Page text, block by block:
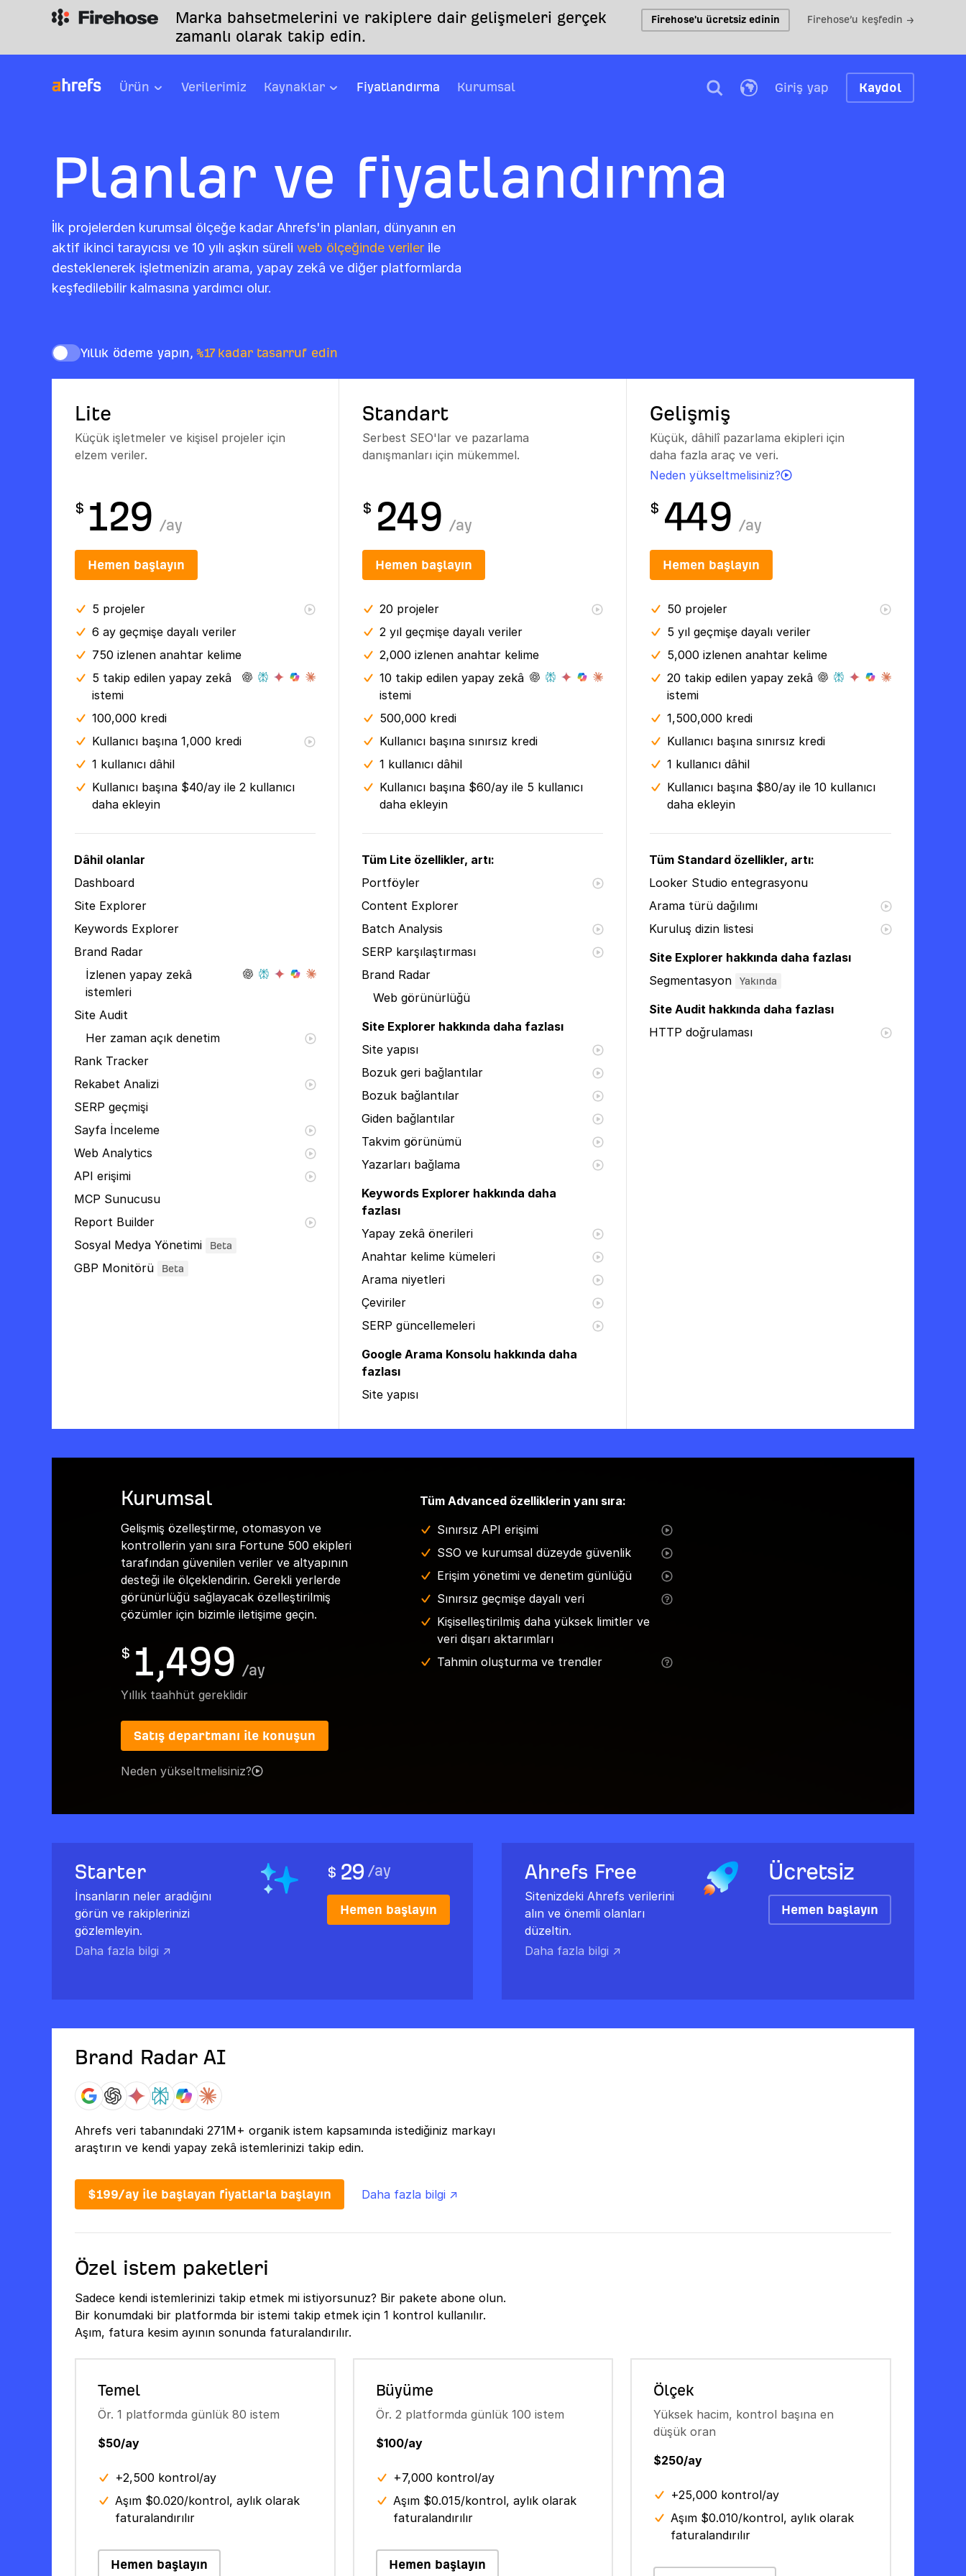
Marka bahsetmelerini ve rakiplere dair gelişmeleri gerçek
zamanlı olarak takip edin.
Firehose'u ücretsiz edinin Firehose’u keşfedin →
Ürün Verilerimiz Kaynaklar Fiyatlandırma Kurumsal Giriş yap Kaydol
Planlar ve fiyatlandırma
İlk projelerden kurumsal ölçeğe kadar Ahrefs'in planları, dünyanın en
aktif ikinci tarayıcısı ve 10 yılı aşkın süreli web ölçeğinde veriler ile
desteklenerek işletmenizin arama, yapay zekâ ve diğer platformlarda
keşfedilebilir kalmasına yardımcı olur.
Yıllık ödeme yapın, %17 kadar tasarruf edin
Lite
Küçük işletmeler ve kişisel projeler için
elzem veriler.
Standart
Serbest SEO'lar ve pazarlama
danışmanları için mükemmel.
Gelişmiş
Küçük, dâhilî pazarlama ekipleri için
daha fazla araç ve veri.
Neden yükseltmelisiniz?
$ 129 /ay
$ 249 /ay
$ 449 /ay
Hemen başlayın Hemen başlayın Hemen başlayın
5 projeler
6 ay geçmişe dayalı veriler
750 izlenen anahtar kelime
5 takip edilen yapay zekâ
istemi
100,000 kredi
Kullanıcı başına 1,000 kredi
1 kullanıcı dâhil
Kullanıcı başına $40/ay ile 2 kullanıcı
daha ekleyin
20 projeler
2 yıl geçmişe dayalı veriler
2,000 izlenen anahtar kelime
10 takip edilen yapay zekâ
istemi
500,000 kredi
Kullanıcı başına sınırsız kredi
1 kullanıcı dâhil
Kullanıcı başına $60/ay ile 5 kullanıcı
daha ekleyin
50 projeler
5 yıl geçmişe dayalı veriler
5,000 izlenen anahtar kelime
20 takip edilen yapay zekâ
istemi
1,500,000 kredi
Kullanıcı başına sınırsız kredi
1 kullanıcı dâhil
Kullanıcı başına $80/ay ile 10 kullanıcı
daha ekleyin
Dâhil olanlar
Dashboard
Site Explorer
Keywords Explorer
Brand Radar
İzlenen yapay zekâ
istemleri
Site Audit
Her zaman açık denetim
Rank Tracker
Rekabet Analizi
SERP geçmişi
Sayfa İnceleme
Web Analytics
API erişimi
MCP Sunucusu
Report Builder
Sosyal Medya Yönetimi
Beta
GBP Monitörü Beta
Tüm Lite özellikler, artı:
Portföyler
Content Explorer
Batch Analysis
SERP karşılaştırması
Brand Radar
Web görünürlüğü
Site Explorer hakkında daha fazlası
Site yapısı
Bozuk geri bağlantılar
Bozuk bağlantılar
Giden bağlantılar
Takvim görünümü
Yazarları bağlama
Keywords Explorer hakkında daha
fazlası
Yapay zekâ önerileri
Anahtar kelime kümeleri
Arama niyetleri
Çeviriler
SERP güncellemeleri
Google Arama Konsolu hakkında daha
fazlası
Site yapısı
Tüm Standard özellikler, artı:
Looker Studio entegrasyonu
Arama türü dağılımı
Kuruluş dizin listesi
Site Explorer hakkında daha fazlası
Segmentasyon
Yakında
Site Audit hakkında daha fazlası
HTTP doğrulaması
Kurumsal
Gelişmiş özelleştirme, otomasyon ve
kontrollerin yanı sıra Fortune 500 ekipleri
tarafından güvenilen veriler ve altyapının
desteği ile ölçeklendirin. Gerekli yerlerde
görünürlüğü sağlayacak özelleştirilmiş
çözümler için bizimle iletişime geçin.
$ 1,499 /ay
Yıllık taahhüt gereklidir
Satış departmanı ile konuşun
Neden yükseltmelisiniz?
Tüm Advanced özelliklerin yanı sıra:
Sınırsız API erişimi
SSO ve kurumsal düzeyde güvenlik
Erişim yönetimi ve denetim günlüğü
Sınırsız geçmişe dayalı veri
Kişiselleştirilmiş daha yüksek limitler ve
veri dışarı aktarımları
Tahmin oluşturma ve trendler
Starter
İnsanların neler aradığını
görün ve rakiplerinizi
gözlemleyin.
Daha fazla bilgi ↗
$ 29 /ay
Hemen başlayın
Ahrefs Free
Sitenizdeki Ahrefs verilerini
alın ve önemli olanları
düzeltin.
Daha fazla bilgi ↗
Ücretsiz
Hemen başlayın
Brand Radar AI
Ahrefs veri tabanındaki 271M+ organik istem kapsamında istediğiniz markayı
araştırın ve kendi yapay zekâ istemlerinizi takip edin.
$199/ay ile başlayan fiyatlarla başlayın Daha fazla bilgi ↗
Özel istem paketleri
Sadece kendi istemlerinizi takip etmek mi istiyorsunuz? Bir pakete abone olun.
Bir konumdaki bir platformda bir istemi takip etmek için 1 kontrol kullanılır.
Aşım, fatura kesim ayının sonunda faturalandırılır.
Temel
Ör. 1 platformda günlük 80 istem
$50/ay
+2,500 kontrol/ay
Aşım $0.020/kontrol, aylık olarak
faturalandırılır
Hemen başlayın
Büyüme
Ör. 2 platformda günlük 100 istem
$100/ay
+7,000 kontrol/ay
Aşım $0.015/kontrol, aylık olarak
faturalandırılır
Hemen başlayın
Ölçek
Yüksek hacim, kontrol başına en
düşük oran
$250/ay
+25,000 kontrol/ay
Aşım $0.010/kontrol, aylık olarak
faturalandırılır